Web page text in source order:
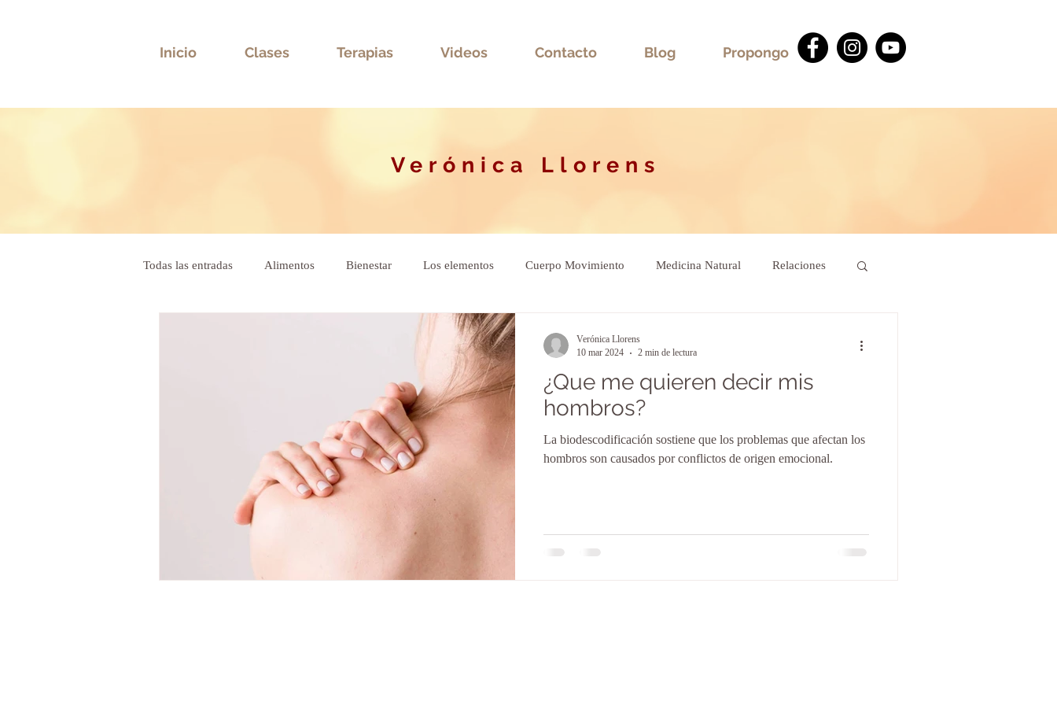
Inicio Clases Terapias Videos Contacto Blog Propongo
Verónica Llorens
Todas las entradas Alimentos Bienestar Los elementos Cuerpo Movimiento Medicina Natural Relaciones
¿Que me quieren decir mis
hombros?
La biodescodificación sostiene que los problemas que afectan los
hombros son causados por conflictos de origen emocional.
Verónica Llorens
10 mar 2024
2 min de lectura